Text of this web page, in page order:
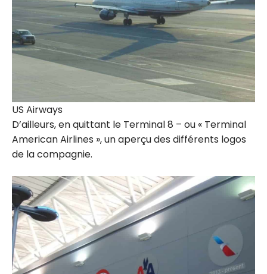
US Airways
D’ailleurs, en quittant le Terminal 8 – ou « Terminal
American Airlines », un aperçu des différents logos
de la compagnie.